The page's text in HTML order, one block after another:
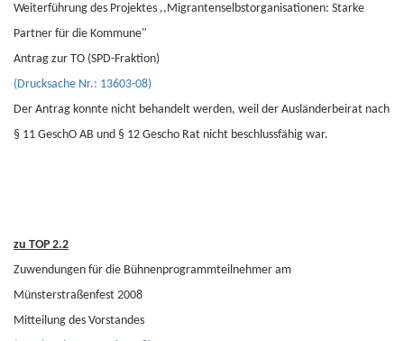
Weiterführung des Projektes ,,Migrantenselbstorganisationen: Starke
Partner für die Kommune"
Antrag zur TO (SPD-Fraktion)
(Drucksache Nr.: 13603-08)
Der Antrag konnte nicht behandelt werden, weil der Ausländerbeirat nach
§ 11 GeschO AB und § 12 Gescho Rat nicht beschlussfähig war.
zu TOP 2.2
Zuwendungen für die Bühnenprogrammteilnehmer am
Münsterstraßenfest 2008
Mitteilung des Vorstandes